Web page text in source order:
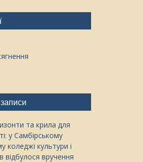
та крила для
у Самбірському
коледжі культури і
відбулося вручення